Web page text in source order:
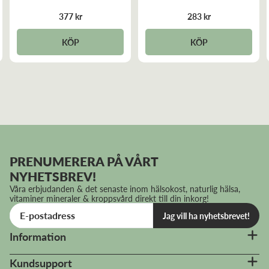
377 kr
KÖP
283 kr
KÖP
PRENUMERERA PÅ VÅRT
NYHETSBREV!
Våra erbjudanden & det senaste inom hälsokost, naturlig hälsa,
vitaminer mineraler & kroppsvård direkt till din inkorg!
Jag vill ha nyhetsbrevet!
Information
Kundsupport